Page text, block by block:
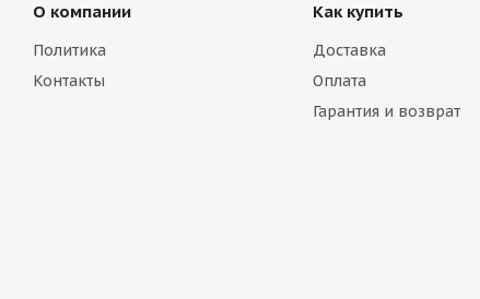
О компании
Политика
Контакты
Как купить
Доставка
Оплата
Гарантия и возврат